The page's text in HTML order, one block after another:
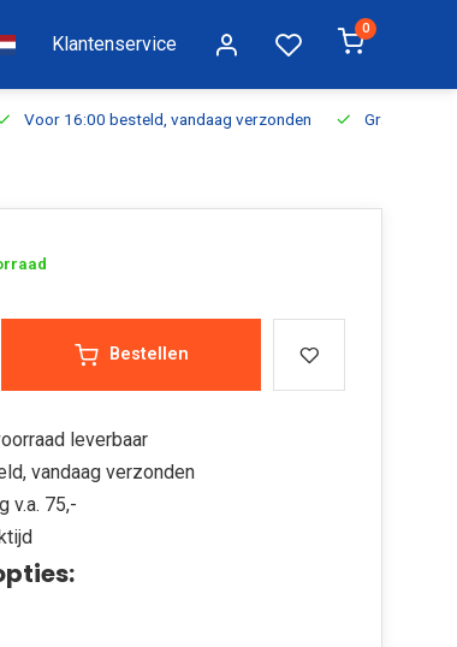
Klantenservice
0
Voor 16:00 besteld, vandaag verzonden Gratis
Bestellen
leverbaar
vandaag verzonden
v.a. 75,-